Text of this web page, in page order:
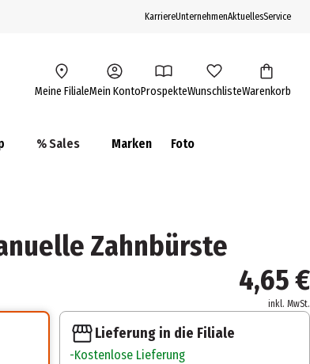
KarriereUnternehmenAktuellesService
Meine FilialeMein KontoProspekteWunschlisteWarenkorb
% Sales Marken Foto
Zahnbürste
4,65 €
inkl. MwSt.
Lieferung in die Filiale
Kostenlose Lieferung